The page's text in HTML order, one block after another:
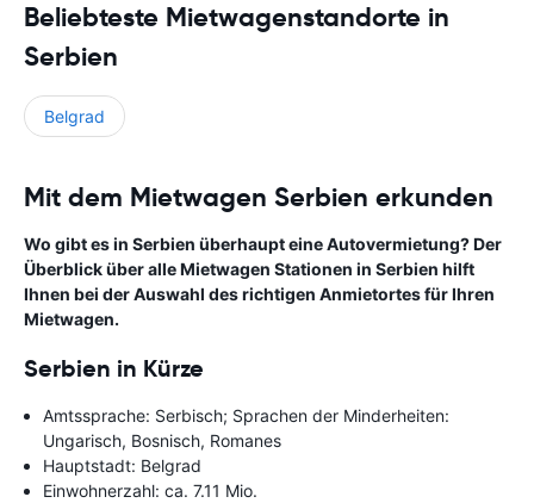
Beliebteste Mietwagenstandorte in
Serbien
Belgrad
Mit dem Mietwagen Serbien erkunden
Wo gibt es in Serbien überhaupt eine Autovermietung? Der
Überblick über alle Mietwagen Stationen in Serbien hilft
Ihnen bei der Auswahl des richtigen Anmietortes für Ihren
Mietwagen.
Serbien in Kürze
Amtssprache: Serbisch; Sprachen der Minderheiten:
Ungarisch, Bosnisch, Romanes
Hauptstadt: Belgrad
Einwohnerzahl: ca. 7.11 Mio.